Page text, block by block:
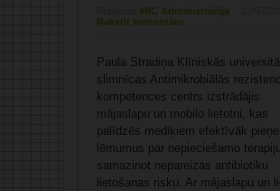
MIC Administrācija
Rakstīt komentāru
Paula Stradiņa Klīniskās
slimnīcas Antimikrobiālās
kompetences centrs izstrādājis
mājaslapu un mobilo lietotni, kas
palīdzēs mediķiem efektīvāk
lēmumus par nepieciešamo terapiju,
samazinot nepareizas antibiotiku
lietošanas risku. Ar mājaslapu un